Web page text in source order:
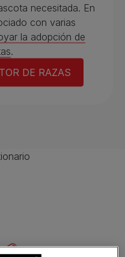
necesitada. En
con varias
la adopción de
.
DE RAZAS